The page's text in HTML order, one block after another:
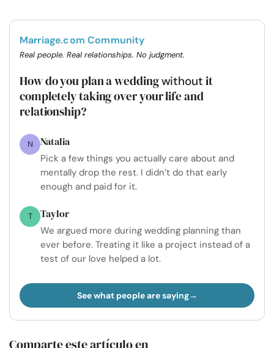
Marriage.com Community
Real people. Real relationships. No judgment.
How do you plan a weddingwithout it
completely taking over your life and
relationship?
N Natalia
Pick a few things you actually care about and
mentally drop the rest. I didn’t do that early
enough and paid for it.
T Taylor
We argued more during wedding planning than
ever before. Treating it like a project instead of a
test of our love helped a lot.
See what people are saying
Comparte este artículo en